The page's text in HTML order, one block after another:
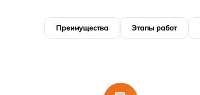
Преимущества Этапы работ